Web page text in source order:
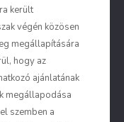
került
végén közösen
megállapítására
hogy az
ajánlatának
megállapodása
szemben a